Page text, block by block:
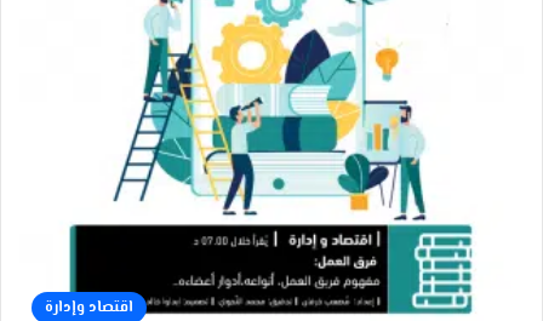
اقتصاد وإدارة